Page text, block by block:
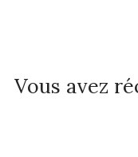
Vous avez